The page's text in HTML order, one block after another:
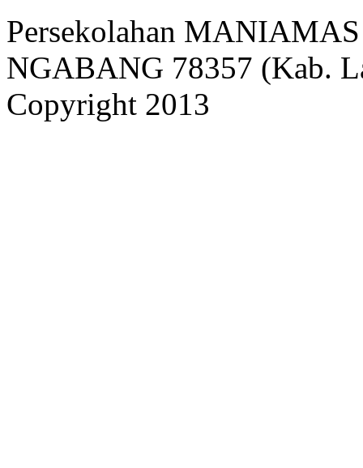
Persekolahan
NGABANG 78357 (Kab.
Copyright 2013